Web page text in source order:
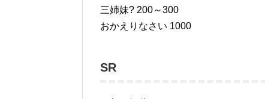
三姉妹? 200～300
おかえりなさい 1000
SR